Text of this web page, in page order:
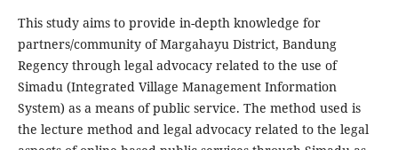
This study aims to provide in-depth knowledge for
partners/community of Margahayu District, Bandung
Regency through legal advocacy related to the use of
Simadu (Integrated Village Management Information
System) as a means of public service. The method used is
the lecture method and legal advocacy related to the legal